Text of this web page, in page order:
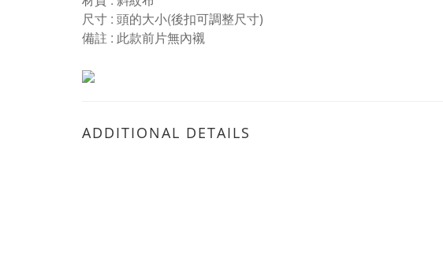
尺寸 : 頭的大小(後扣可調整尺寸)
備註 : 此款前片無內襯
ADDITIONAL DETAILS